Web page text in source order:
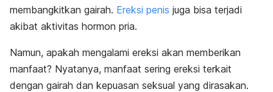
membangkitkan gairah. Ereksi penis juga bisa terjadi
akibat aktivitas hormon pria.
Namun, apakah mengalami ereksi akan memberikan
manfaat? Nyatanya, manfaat sering ereksi terkait
dengan gairah dan kepuasan seksual yang dirasakan.